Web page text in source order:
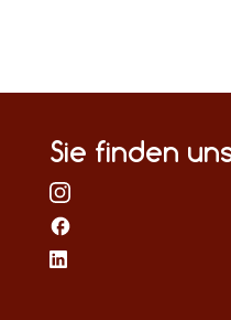
Sie finden